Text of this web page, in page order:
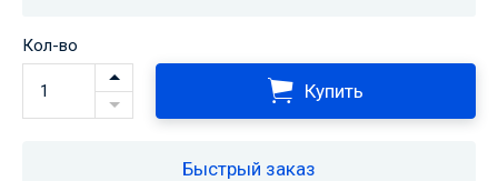
Кол-во
Купить
Быстрый заказ